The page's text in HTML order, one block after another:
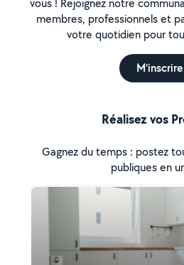
vous ! Rejoignez notre
membres, professionnels et
votre quotidien pour
M'inscrire
Réalisez vos
Gagnez du temps : postez
publiques en